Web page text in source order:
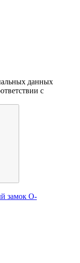
данных
с
замок О-